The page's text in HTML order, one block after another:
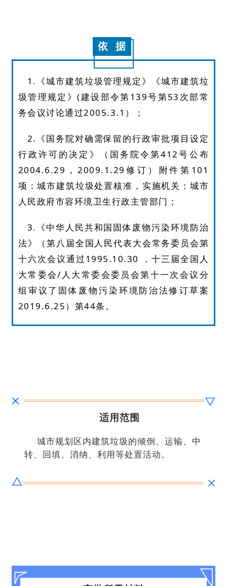
依 据
1.《城市建筑垃圾管理规定》《城市建筑垃
圾管理规定》(建设部令第139号第53次部常
务会议讨论通过2005.3.1）；
2.《国务院对确需保留的行政审批项目设定
行政许可的决定》（国务院令第412号公布
2004.6.29，2009.1.29修订）附件第101
项：城市建筑垃圾处置核准，实施机关：城市
人民政府市容环境卫生行政主管部门；
3.《中华人民共和国固体废物污染环境防治
法》（第八届全国人民代表大会常务委员会第
十六次会议通过1995.10.30 ，十三届全国人
大常委会/人大常委会委员会第十一次会议分
组审议了固体废物污染环境防治法修订草案
2019.6.25）第44条‍。
适用范围
城市规划区内建筑垃圾的倾倒、运输、中
转、回填、消纳、利用等处置活动。